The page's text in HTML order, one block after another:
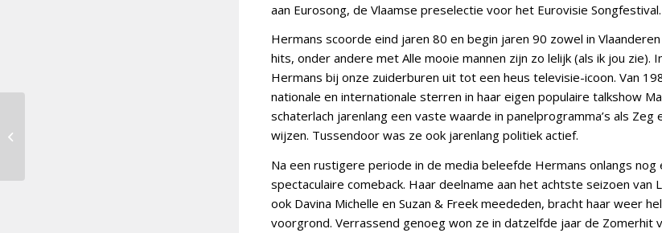
aan Eurosong, de Vlaamse preselectie voor het Eurovisie Songfestival.
Hermans scoorde eind jaren 80 en begin jaren 90 zowel in
hits, onder andere met Alle mooie mannen zijn zo lelijk (als ik jou zie).
Hermans bij onze zuiderburen uit tot een heus televisie-icoon. Van
nationale en internationale sterren in haar eigen populaire talkshow
schaterlach jarenlang een vaste waarde in panelprogramma’s als Zeg
wijzen. Tussendoor was ze ook jarenlang politiek actief.
Na een rustigere periode in de media beleefde Hermans onlangs nog
spectaculaire comeback. Haar deelname aan het achtste seizoen van
ook Davina Michelle en Suzan & Freek meededen, bracht haar weer
voorgrond. Verrassend genoeg won ze in datzelfde jaar de Zomerhit